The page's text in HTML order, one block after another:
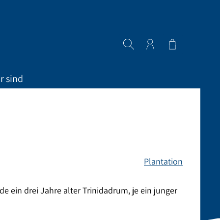
Warenkorb
sind
Plantation
ein drei Jahre alter Trinidadrum, je ein junger